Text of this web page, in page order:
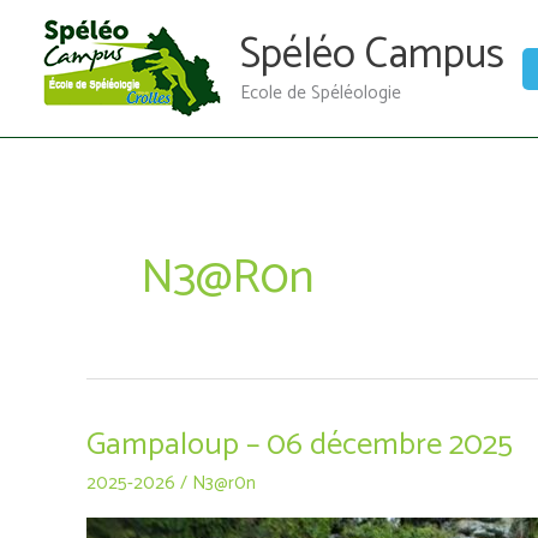
contenu
Spéléo Campus
Ecole de Spéléologie
N3@r0n
Gampaloup – 06 décembre 2025
2025-2026 / N3@r0n
Gampaloup
06
décembre